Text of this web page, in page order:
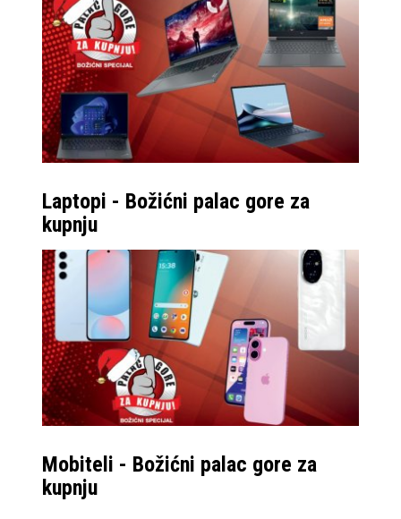
Laptopi - Božićni palac gore za
kupnju
Mobiteli - Božićni palac gore za
kupnju